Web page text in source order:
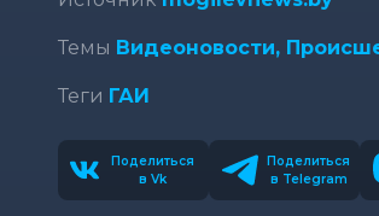
Темы Видеоновости,
Теги ГАИ
Поделиться
в Vk
Поделиться
в Telegram